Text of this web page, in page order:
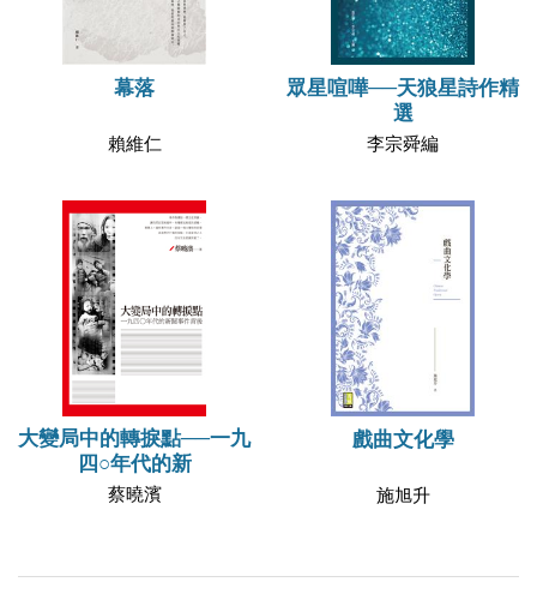
幕落
賴維仁
眾星喧嘩──天狼星詩作精
選
李宗舜編
大變局中的轉捩點──一九
四○年代的新
蔡曉濱
戲曲文化學
施旭升